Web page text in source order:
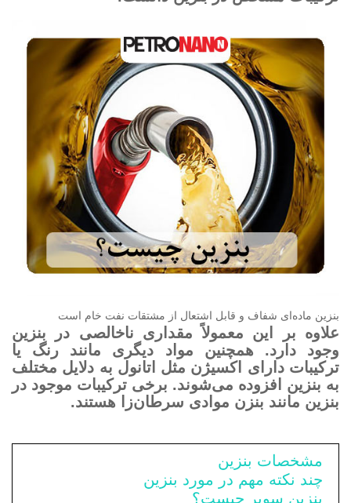
بنزین ماده‌ای شفاف و قابل اشتعال از مشتقات نفت‌ خام است
علاوه بر این معمولاً مقداری ناخالصی در بنزین
وجود دارد. همچنین مواد دیگری مانند رنگ یا
ترکیبات دارای اکسیژن مثل اتانول به دلایل مختلف
به بنزین افزوده می‌شوند. برخی ترکیبات موجود در
بنزین مانند بنزن موادی سرطان‌زا هستند.
مشخصات بنزین‌
چند نکته مهم در مورد بنزین
بنزین سوپر چیست؟